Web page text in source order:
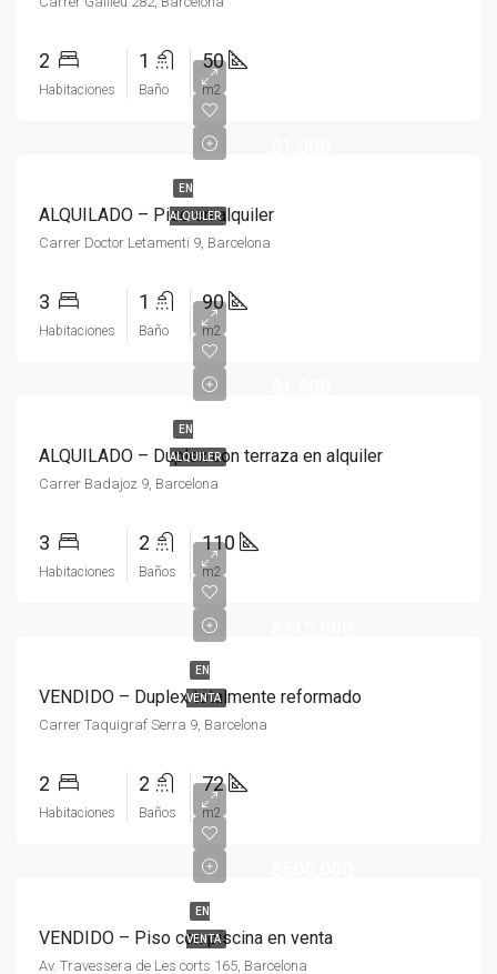
2
Habitaciones
1
Baño
50
m2
EN
ALQUILER
ALQUILADO – Piso en alquiler
Carrer Doctor Letamenti 9, Barcelona
3
Habitaciones
1
Baño
90
m2
EN
ALQUILER
ALQUILADO – Duplex con terraza en alquiler
Carrer Badajoz 9, Barcelona
3
Habitaciones
2
Baños
110
m2
EN
VENTA
VENDIDO – Duplex totalmente reformado
Carrer Taquigraf Serra 9, Barcelona
2
Habitaciones
2
Baños
72
m2
EN
VENTA
VENDIDO – Piso con piscina en venta
Av. Travessera de Les corts 165, Barcelona